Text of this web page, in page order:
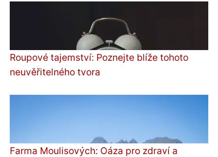
Roupové tajemství: Poznejte blíže tohoto
neuvěřitelného tvora
Farma Moulisových: Oáza pro zdraví a